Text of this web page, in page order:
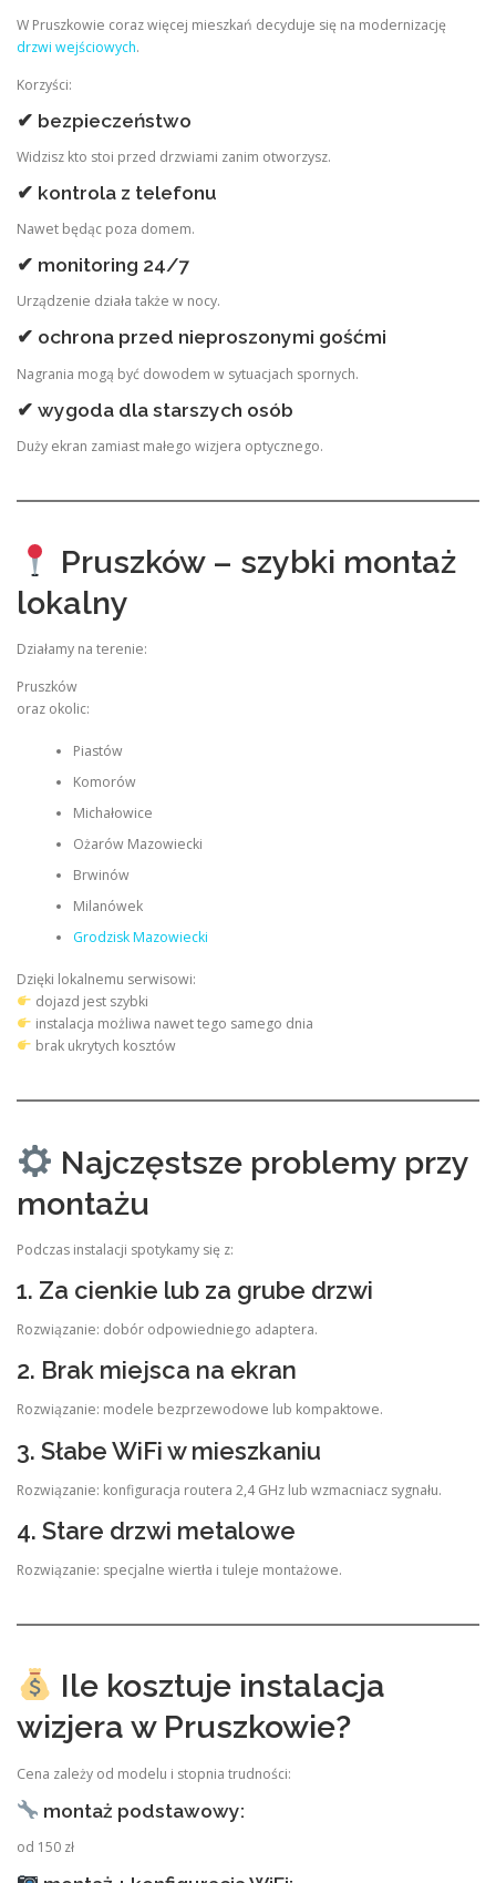
W Pruszkowie coraz więcej mieszkań decyduje się na modernizację
drzwi wejściowych.
Korzyści:
✔ bezpieczeństwo
Widzisz kto stoi przed drzwiami zanim otworzysz.
✔ kontrola z telefonu
Nawet będąc poza domem.
✔ monitoring 24/7
Urządzenie działa także w nocy.
✔ ochrona przed nieproszonymi gośćmi
Nagrania mogą być dowodem w sytuacjach spornych.
✔ wygoda dla starszych osób
Duży ekran zamiast małego wizjera optycznego.
Pruszków – szybki montaż
lokalny
Działamy na terenie:
Pruszków
oraz okolic:
Piastów
Komorów
Michałowice
Ożarów Mazowiecki
Brwinów
Milanówek
Grodzisk Mazowiecki
Dzięki lokalnemu serwisowi:
dojazd jest szybki
instalacja możliwa nawet tego samego dnia
brak ukrytych kosztów
Najczęstsze problemy przy
montażu
Podczas instalacji spotykamy się z:
1. Za cienkie lub za grube drzwi
Rozwiązanie: dobór odpowiedniego adaptera.
2. Brak miejsca na ekran
Rozwiązanie: modele bezprzewodowe lub kompaktowe.
3. Słabe WiFi w mieszkaniu
Rozwiązanie: konfiguracja routera 2,4 GHz lub wzmacniacz sygnału.
4. Stare drzwi metalowe
Rozwiązanie: specjalne wiertła i tuleje montażowe.
Ile kosztuje instalacja
wizjera w Pruszkowie?
Cena zależy od modelu i stopnia trudności:
montaż podstawowy:
od 150 zł